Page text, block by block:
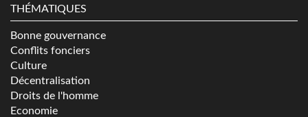
THÉMATIQUES
Bonne gouvernance
Conflits fonciers
Culture
Décentralisation
Droits de l'homme
Economie